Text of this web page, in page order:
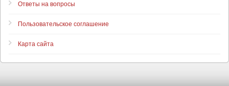
Ответы на вопросы
Пользовательское соглашение
Карта сайта